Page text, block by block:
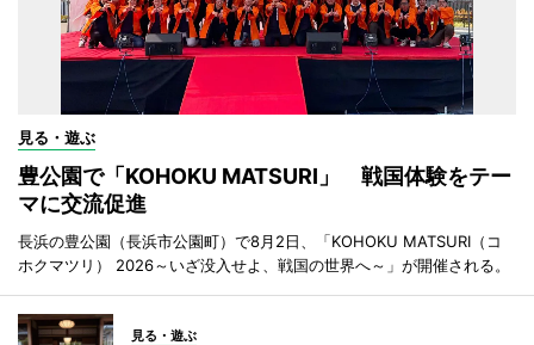
見る・遊ぶ
豊公園で「KOHOKU MATSURI」 戦国体験をテー
マに交流促進
長浜の豊公園（長浜市公園町）で8月2日、「KOHOKU MATSURI（コ
ホクマツリ） 2026～いざ没入せよ、戦国の世界へ～」が開催される。
見る・遊ぶ